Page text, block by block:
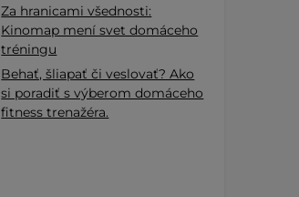
Za hranicami všednosti:
Kinomap mení svet domáceho
tréningu
Behať, šliapať či veslovať? Ako
si poradiť s výberom domáceho
fitness trenažéra.